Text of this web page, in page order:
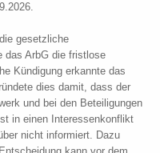
gesetzliche
das ArbG die fristlose
Kündigung erkannte das
dies damit, dass der
und bei den Beteiligungen
in einen Interessenkonflikt
nicht informiert. Dazu